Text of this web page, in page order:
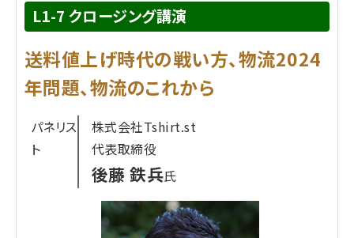
まで踏み込んだ物流施策をご紹介致します。
＜こんな方におすすめ＞
●お客様との関係性強化のため、
出荷/ピッキング業務以外の新しい打ち手が欲し
い
●新規顧客を獲得するために競合企業と差別化を
プロフィール
L1-7 クロージング講演
送料値上げ時代の戦い方、物流2024
年問題、物流のこれから
パネリス
ト
株式会社Tshirt.st
代表取締役
後藤 鉄兵氏